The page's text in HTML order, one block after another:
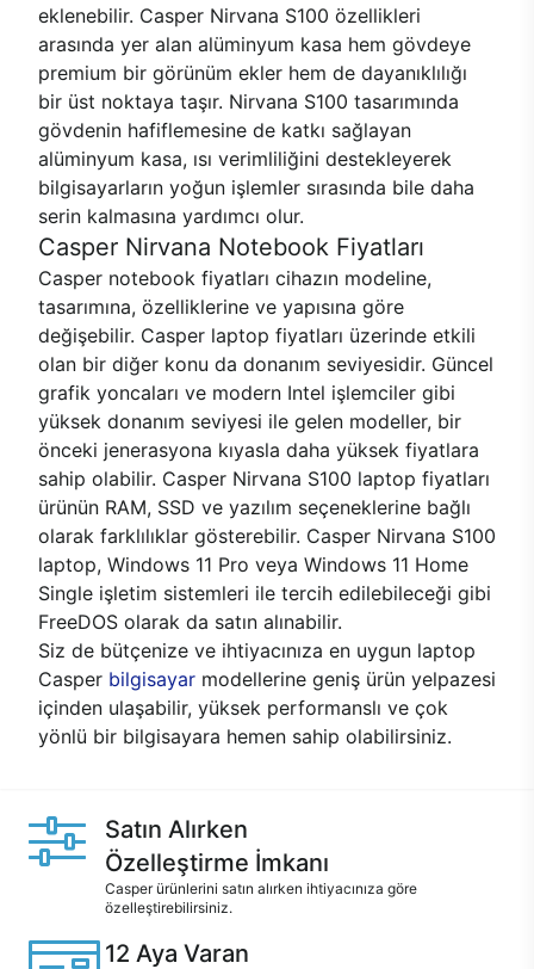
eklenebilir. Casper Nirvana S100 özellikleri
arasında yer alan alüminyum kasa hem gövdeye
premium bir görünüm ekler hem de dayanıklılığı
bir üst noktaya taşır. Nirvana S100 tasarımında
gövdenin hafiflemesine de katkı sağlayan
alüminyum kasa, ısı verimliliğini destekleyerek
bilgisayarların yoğun işlemler sırasında bile daha
serin kalmasına yardımcı olur.
Casper Nirvana Notebook Fiyatları
Casper notebook fiyatları cihazın modeline,
tasarımına, özelliklerine ve yapısına göre
değişebilir. Casper laptop fiyatları üzerinde etkili
olan bir diğer konu da donanım seviyesidir. Güncel
grafik yoncaları ve modern Intel işlemciler gibi
yüksek donanım seviyesi ile gelen modeller, bir
önceki jenerasyona kıyasla daha yüksek fiyatlara
sahip olabilir. Casper Nirvana S100 laptop fiyatları
ürünün RAM, SSD ve yazılım seçeneklerine bağlı
olarak farklılıklar gösterebilir. Casper Nirvana S100
laptop, Windows 11 Pro veya Windows 11 Home
Single işletim sistemleri ile tercih edilebileceği gibi
FreeDOS olarak da satın alınabilir.
Siz de bütçenize ve ihtiyacınıza en uygun laptop
Casper bilgisayar modellerine geniş ürün yelpazesi
içinden ulaşabilir, yüksek performanslı ve çok
yönlü bir bilgisayara hemen sahip olabilirsiniz.
Satın Alırken
Özelleştirme İmkanı
Casper ürünlerini satın alırken ihtiyacınıza göre
özelleştirebilirsiniz.
12 Aya Varan